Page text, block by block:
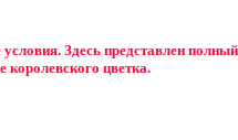
Здесь представлен
королевского цветка.